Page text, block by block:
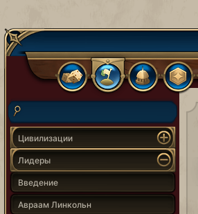
Цивилизации
Лидеры
Введение
Авраам Линкольн